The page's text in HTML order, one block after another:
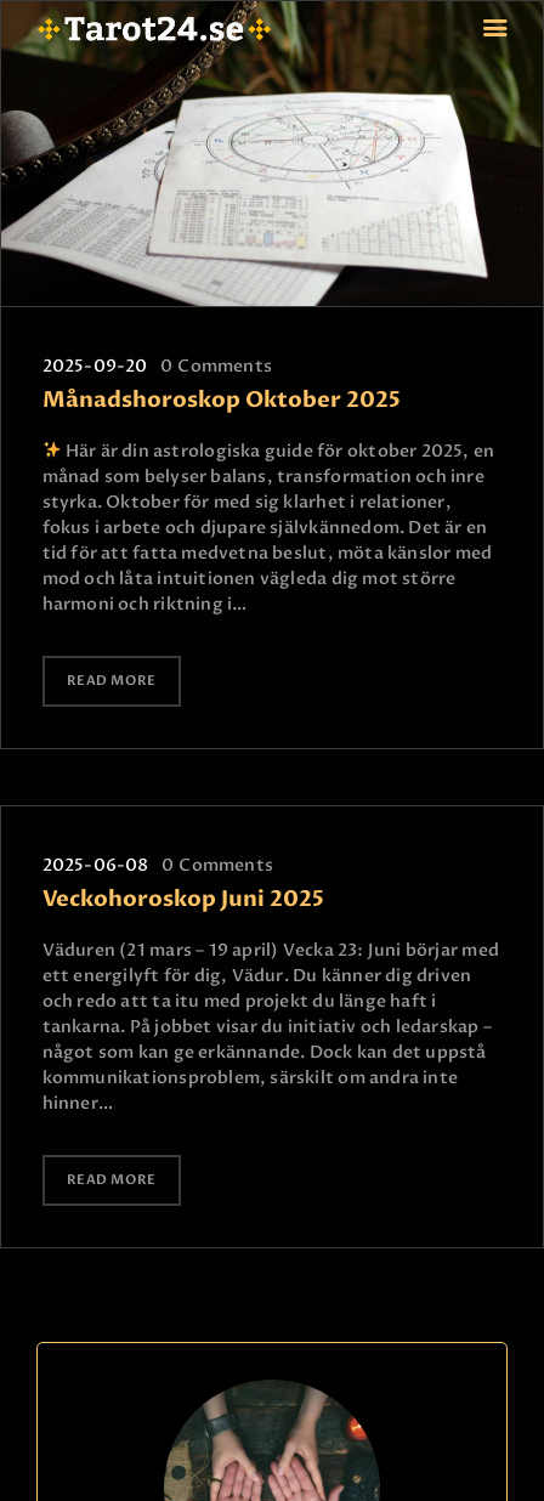
HEM
ASTROLOGI
STJÄRNTECKEN
TAROT
SPÅDAM-SIERSKA
JOBBA SOM SPÅDAM
BETALNING
FAQ
KONTAKTA OSS
2025-09-20 0 Comments
Månadshoroskop Oktober 2025
Här är din astrologiska guide för oktober 2025, en
månad som belyser balans, transformation och inre
styrka. Oktober för med sig klarhet i relationer,
fokus i arbete och djupare självkännedom. Det är en
tid för att fatta medvetna beslut, möta känslor med
mod och låta intuitionen vägleda dig mot större
harmoni och riktning i…
READ MORE
2025-06-08 0 Comments
Veckohoroskop Juni 2025
Väduren (21 mars – 19 april) Vecka 23: Juni börjar med
ett energilyft för dig, Vädur. Du känner dig driven
och redo att ta itu med projekt du länge haft i
tankarna. På jobbet visar du initiativ och ledarskap –
något som kan ge erkännande. Dock kan det uppstå
kommunikationsproblem, särskilt om andra inte
hinner…
READ MORE